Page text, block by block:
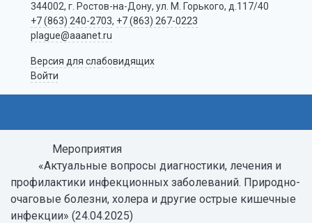
344002, г. Ростов-на-Дону, ул. М. Горького, д.117/40
+7 (863) 240-2703, +7 (863) 267-0223
plague@aaanet.ru
Версия для слабовидящих
Войти
Мероприятия
«Актуальные вопросы диагностики, лечения и
профилактики инфекционных заболеваний. Природно-
очаговые болезни, холера и другие острые кишечные
инфекции» (24.04.2025)